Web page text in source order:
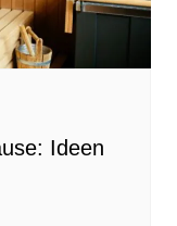
Ideen